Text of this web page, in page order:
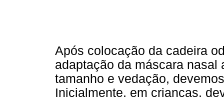
Após colocação da cadeira
adaptação da máscara nasal
tamanho e vedação,
Inicialmente, em crianças,